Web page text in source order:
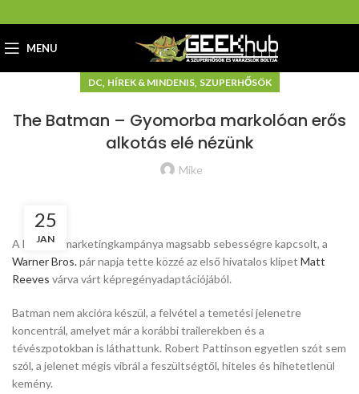
MENU
DC, HÍREK & MINDENIS, SZUPERHŐSÖK
The Batman – Gyomorba markolóan erős
alkotás elé nézünk
Mike
25
JAN
A Batman marketingkampánya magsabb sebességre kapcsolt, a
Warner Bros.pár napja tette közzé az első hivatalos klipet Matt
Reeves várva várt képregényadaptációjából.
Batman nem akcióra készül, a felvétel a temetési jelenetre
koncentrál, amelyet már a korábbi trailerekben és a
tévészpotokban is láthattunk. Robert Pattinson egyetlen szót sem
szól, a jelenet mégis vibrál a feszültségtől, hiteles és hihetetlenül
kemény.